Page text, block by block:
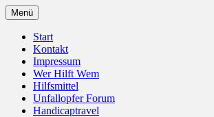
Zum
Inhalt
springen
Pflegedienst –
Menü
Start
Kontakt
Impressum
Wer Hilft Wem
Hilfsmittel
Unfallopfer Forum
Handicaptravel